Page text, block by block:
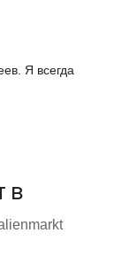
Я всегда
в